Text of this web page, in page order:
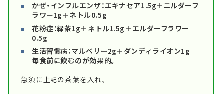
かぜ・インフルエンザ：エキナセア1.5g＋エルダーフ
ラワー1g＋ネトル0.5g
花粉症：緑茶1g＋ネトル1.5g＋エルダーフラワー
0.5g
生活習慣病：マルベリー2g＋ダンディライオン1g
毎食前に飲むのが効果的。
急須に上記の茶葉を入れ、